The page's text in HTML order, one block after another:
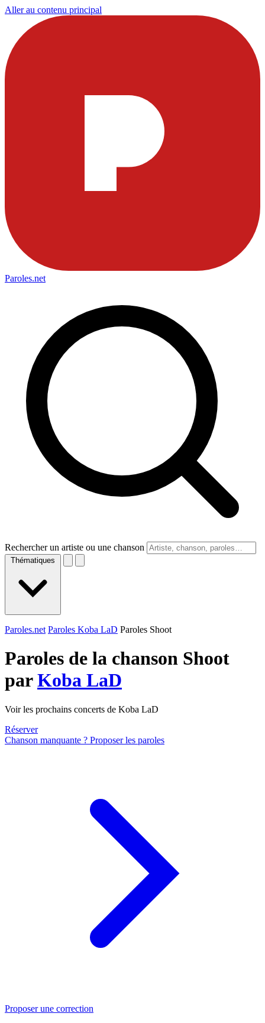
Aller au contenu principal
Paroles.net
Rechercher un artiste ou une chanson
Thématiques
Paroles.net Paroles Koba LaD Paroles Shoot
Paroles de la chanson Shoot
parKoba LaD
Voir les prochains concerts de Koba LaD
Réserver
Chanson manquante ? Proposer les paroles
Proposer une correction